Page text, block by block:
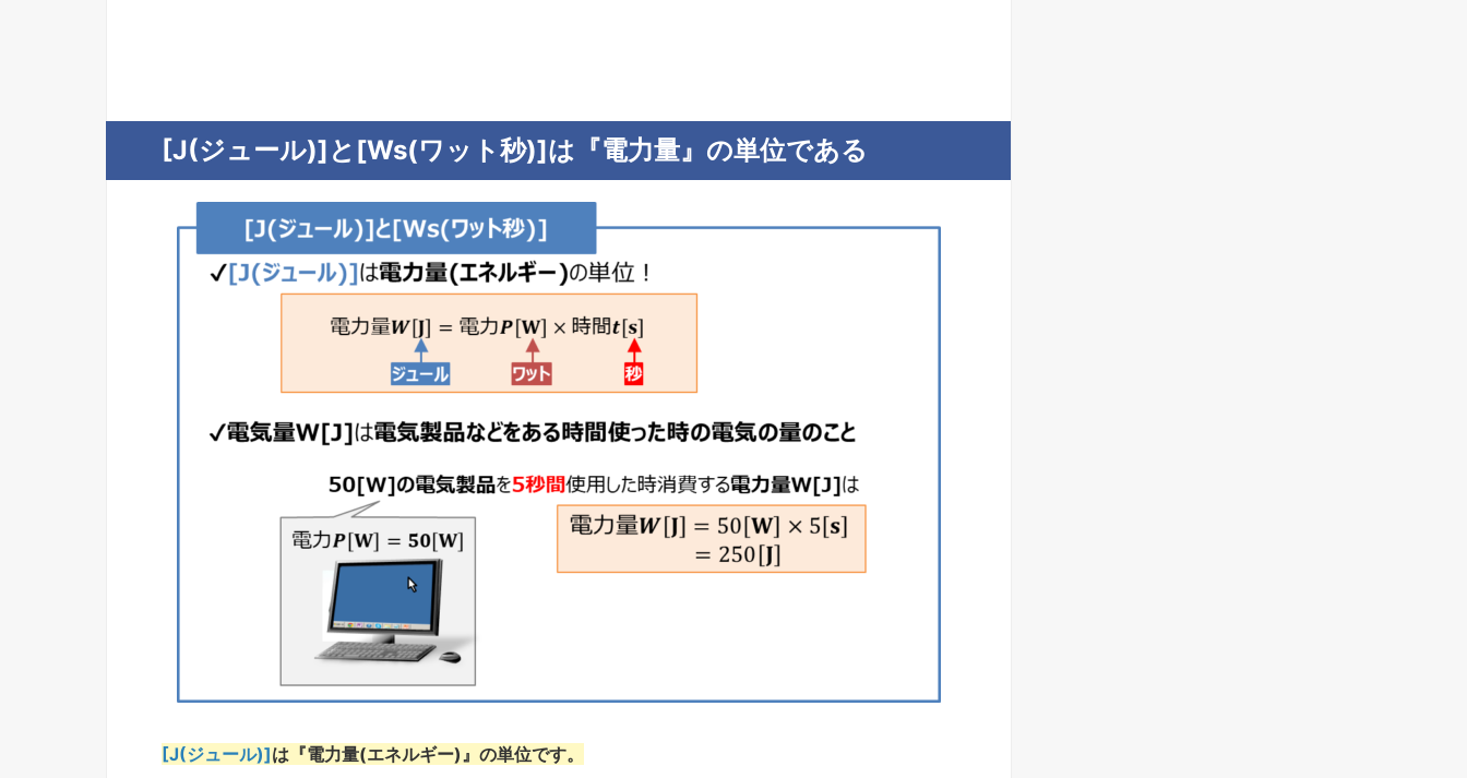
[J(ジュール)]と[Ws(ワット秒)]は『電力量』の単位である
[J(ジュール)]は『電力量(エネルギー)』の単位です。